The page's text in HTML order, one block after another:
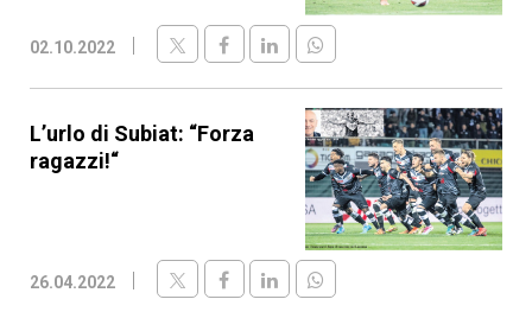
02.10.2022
L’urlo di Subiat: “Forza
ragazzi!“
26.04.2022